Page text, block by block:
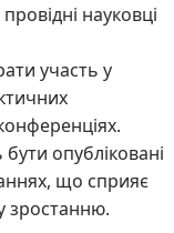
науковці
участь у
опубліковані
що сприяє
зростанню.